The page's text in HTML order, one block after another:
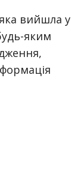
вийшла у
яким